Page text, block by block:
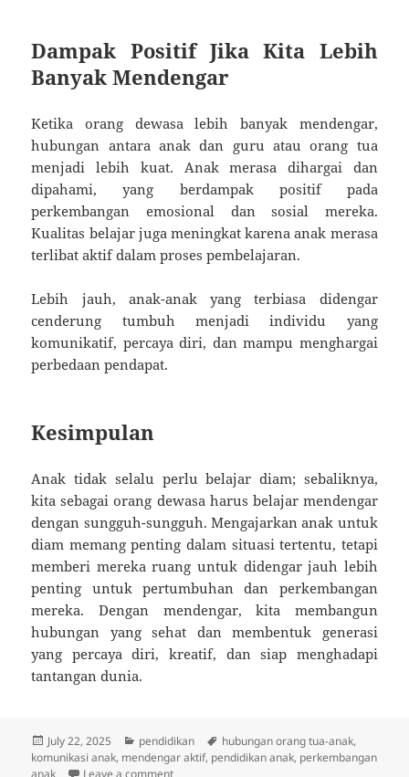
Dampak Positif Jika Kita Lebih
Banyak Mendengar
Ketika orang dewasa lebih banyak mendengar,
hubungan antara anak dan guru atau orang tua
menjadi lebih kuat. Anak merasa dihargai dan
dipahami, yang berdampak positif pada
perkembangan emosional dan sosial mereka.
Kualitas belajar juga meningkat karena anak merasa
terlibat aktif dalam proses pembelajaran.
Lebih jauh, anak-anak yang terbiasa didengar
cenderung tumbuh menjadi individu yang
komunikatif, percaya diri, dan mampu menghargai
perbedaan pendapat.
Kesimpulan
Anak tidak selalu perlu belajar diam; sebaliknya,
kita sebagai orang dewasa harus belajar mendengar
dengan sungguh-sungguh. Mengajarkan anak untuk
diam memang penting dalam situasi tertentu, tetapi
memberi mereka ruang untuk didengar jauh lebih
penting untuk pertumbuhan dan perkembangan
mereka. Dengan mendengar, kita membangun
hubungan yang sehat dan membentuk generasi
yang percaya diri, kreatif, dan siap menghadapi
tantangan dunia.
Posted
on
July 22, 2025 Categories
pendidikan Tags
hubungan orang tua-anak,
komunikasi anak, mendengar aktif, pendidikan anak, perkembangan
on Apakah Anak Perlu Belajar Diam, atau